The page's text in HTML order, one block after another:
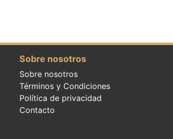
Sobre nosotros
Sobre nosotros
Términos y Condiciones
Política de privacidad
Contacto